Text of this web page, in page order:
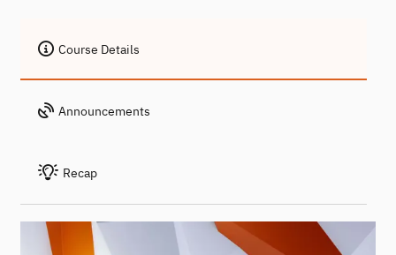
Course Details
Announcements
Recap